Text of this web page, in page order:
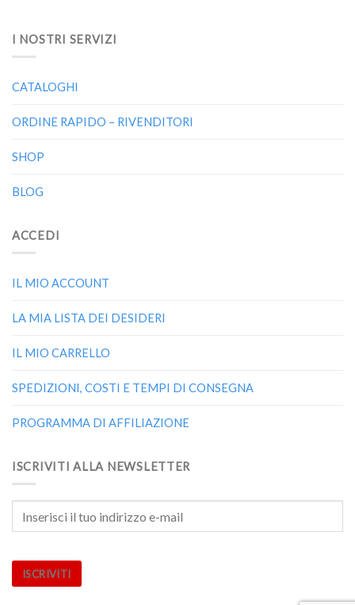
I NOSTRI SERVIZI
CATALOGHI
ORDINE RAPIDO – RIVENDITORI
SHOP
BLOG
ACCEDI
IL MIO ACCOUNT
LA MIA LISTA DEI DESIDERI
IL MIO CARRELLO
SPEDIZIONI, COSTI E TEMPI DI CONSEGNA
PROGRAMMA DI AFFILIAZIONE
ISCRIVITI ALLA NEWSLETTER
ISCRIVITI